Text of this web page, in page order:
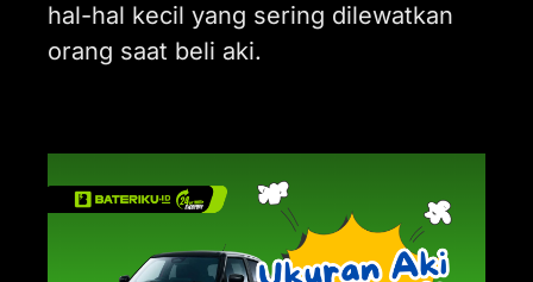
hal-hal kecil yang sering dilewatkan
orang saat beli aki.